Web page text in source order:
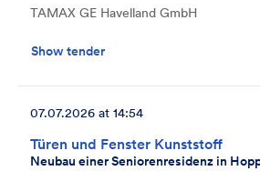
TAMAX GE Havelland GmbH
Show tender
Türen und Fenster Kunststoff
Neubau einer Seniorenresidenz in
07.07.2026 at 14:54